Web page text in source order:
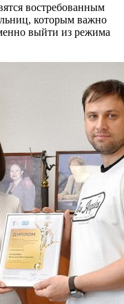
востребованным
которым важно
выйти из режима